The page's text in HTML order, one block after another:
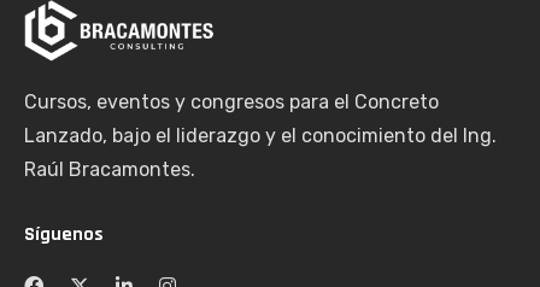
Cursos, eventos y congresos para el Concreto
Lanzado, bajo el liderazgo y el conocimiento del Ing.
Raúl Bracamontes.
Síguenos